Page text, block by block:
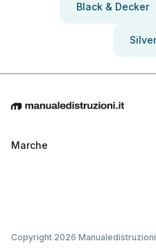
Black & Decker
Marche
Copyright 2026